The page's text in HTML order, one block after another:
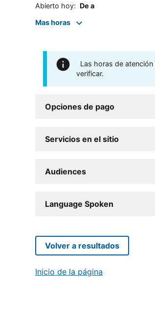
Abierto hoy: De a
Mas horas
Las horas de
verificar.
Opciones de pago
Servicios en el sitio
Audiences
Language Spoken
Volver a resultados
Inicio de la página